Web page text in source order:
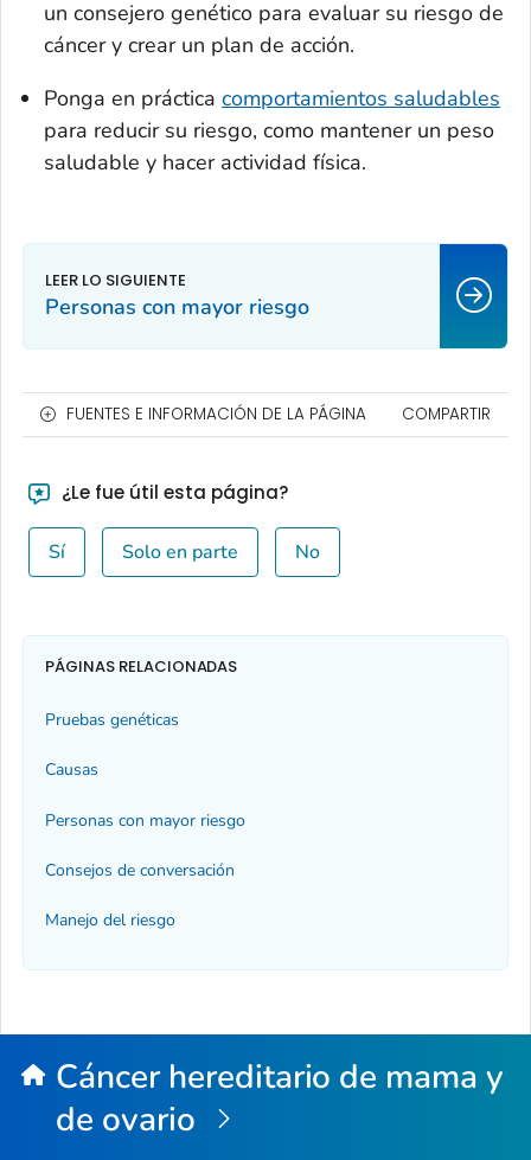
un consejero genético para evaluar su riesgo de
cáncer y crear un plan de acción.
Ponga en práctica comportamientos saludables
para reducir su riesgo, como mantener un peso
saludable y hacer actividad física.
Personas con mayor riesgo
FUENTES E INFORMACIÓN DE LA PÁGINA COMPARTIR
¿Le fue útil esta página?
Sí Solo en parte No
PÁGINAS RELACIONADAS
Pruebas genéticas
Causas
Personas con mayor riesgo
Consejos de conversación
Manejo del riesgo
Cáncer hereditario de mama y
de ovario